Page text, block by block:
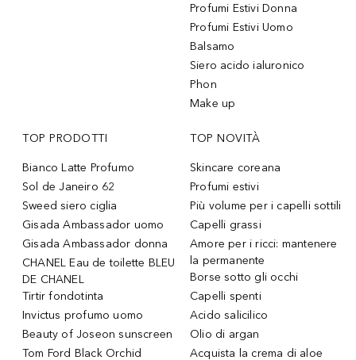
Profumi Estivi Donna
Profumi Estivi Uomo
Balsamo
Siero acido ialuronico
Phon
Make up
TOP PRODOTTI
Bianco Latte Profumo
Sol de Janeiro 62
Sweed siero ciglia
Gisada Ambassador uomo
Gisada Ambassador donna
CHANEL Eau de toilette BLEU
DE CHANEL
Tirtir fondotinta
Invictus profumo uomo
Beauty of Joseon sunscreen
Tom Ford Black Orchid
TOP NOVITÀ
Skincare coreana
Profumi estivi
Più volume per i capelli sottili
Capelli grassi
Amore per i ricci: mantenere
la permanente
Borse sotto gli occhi
Capelli spenti
Acido salicilico
Olio di argan
Acquista la crema di aloe